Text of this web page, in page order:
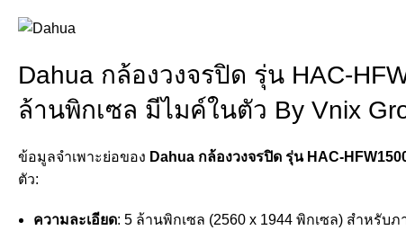
Dahua กล้องวงจรปิด รุ่น HAC-
ล้านพิกเซล มีไมค์ในตัว By Vnix
ข้อมูลจำเพาะย่อของ Dahua กล้องวงจรปิด รุ่น HAC-
ตัว:
ความละเอียด: 5 ล้านพิกเซล (2560 x 1944 พิกเซล) สำหรั